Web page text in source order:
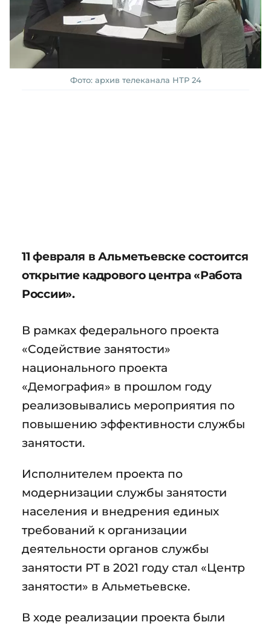
Фото: архив телеканала НТР 24
11 февраля в Альметьевске состоится
открытие кадрового центра «Работа
России».
В рамках федерального проекта
«Содействие занятости»
национального проекта
«Демография» в прошлом году
реализовывались мероприятия по
повышению эффективности службы
занятости.
Исполнителем проекта по
модернизации службы занятости
населения и внедрения единых
требований к организации
деятельности органов службы
занятости РТ в 2021 году стал «Центр
занятости» в Альметьевске.
В ходе реализации проекта были